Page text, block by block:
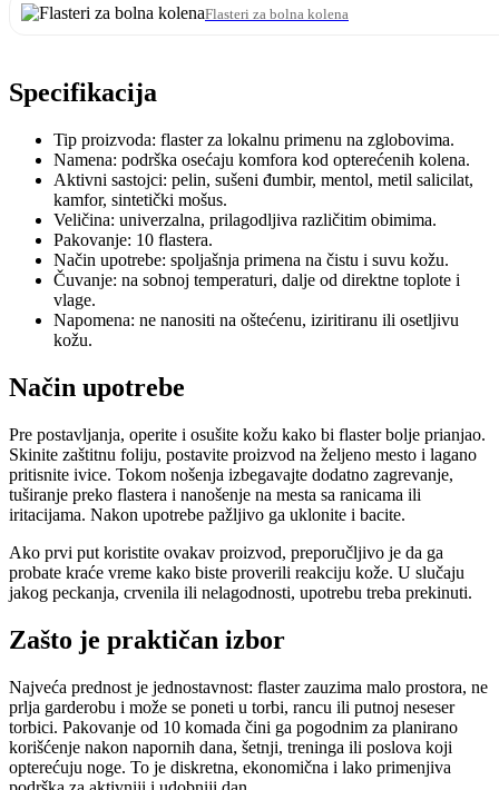
Flasteri za bolna kolena
Specifikacija
Tip proizvoda: flaster za lokalnu primenu na zglobovima.
Namena: podrška osećaju komfora kod opterećenih kolena.
Aktivni sastojci: pelin, sušeni đumbir, mentol, metil salicilat,
kamfor, sintetički mošus.
Veličina: univerzalna, prilagodljiva različitim obimima.
Pakovanje: 10 flastera.
Način upotrebe: spoljašnja primena na čistu i suvu kožu.
Čuvanje: na sobnoj temperaturi, dalje od direktne toplote i
vlage.
Napomena: ne nanositi na oštećenu, iziritiranu ili osetljivu
kožu.
Način upotrebe
Pre postavljanja, operite i osušite kožu kako bi flaster bolje prianjao.
Skinite zaštitnu foliju, postavite proizvod na željeno mesto i lagano
pritisnite ivice. Tokom nošenja izbegavajte dodatno zagrevanje,
tuširanje preko flastera i nanošenje na mesta sa ranicama ili
iritacijama. Nakon upotrebe pažljivo ga uklonite i bacite.
Ako prvi put koristite ovakav proizvod, preporučljivo je da ga
probate kraće vreme kako biste proverili reakciju kože. U slučaju
jakog peckanja, crvenila ili nelagodnosti, upotrebu treba prekinuti.
Zašto je praktičan izbor
Najveća prednost je jednostavnost: flaster zauzima malo prostora, ne
prlja garderobu i može se poneti u torbi, rancu ili putnoj neseser
torbici. Pakovanje od 10 komada čini ga pogodnim za planirano
korišćenje nakon napornih dana, šetnji, treninga ili poslova koji
opterećuju noge. To je diskretna, ekonomična i lako primenjiva